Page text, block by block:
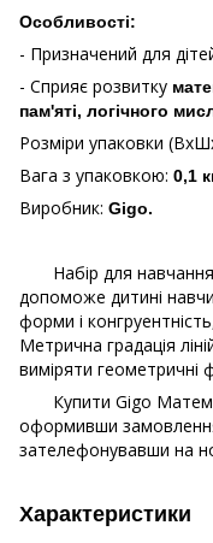
Особливості:
- Призначений для
- Сприяє розвитку
пам'яті, логічного
Розміри упаковки
Вага з упаковкою: 0,1
Виробник: Gigo.
Набір для навчання
допоможе дитині
форми і
Метрична градація
виміряти геометричні
Купити Gigo
оформивши
зателефонувавши на
Характеристики